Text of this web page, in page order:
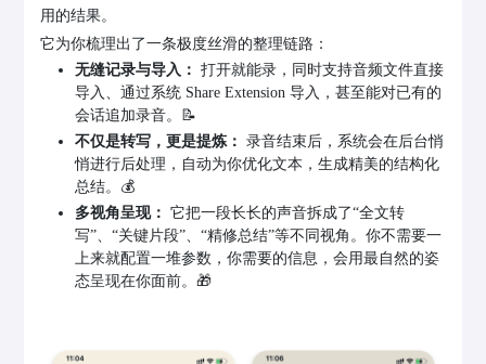
用的结果。
它为你梳理出了一条极度丝滑的整理链路：
无缝记录与导入： 打开就能录，同时支持音频文件直接
导入、通过系统 Share Extension 导入，甚至能对已有的
会话追加录音。📝
不仅是转写，更是提炼： 录音结束后，系统会在后台悄
悄进行后处理，自动为你优化文本，生成精美的结构化
总结。💰
多视角呈现： 它把一段长长的声音拆成了“全文转
写”、“关键片段”、“精修总结”等不同视角。你不需要一
上来就配置一堆参数，你需要的信息，会用最自然的姿
态呈现在你面前。🎁